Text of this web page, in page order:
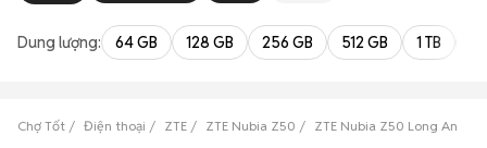
Dung lượng: 64 GB 128 GB 256 GB 512 GB 1 TB
Chợ Tốt Điện thoại ZTE ZTE Nubia Z50 ZTE Nubia Z50 Long An